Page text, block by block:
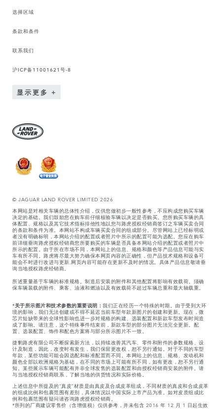
选择区域
条款和条件
联系我们
沪ICP备11001621号-8
显示更多
© JAGUAR LAND ROVER LIMITED 2026
本网站是对相关车辆的总体性介绍，仅供您做初步一般性参考，不应构成您购买车辆
决定的基础。我们鼓励您在购车前仔细核验车辆以决定是否购买。您所购买车辆的具
体配置、规格以及其它技术指标排他性地以您与路虎授权经销商签订之车辆买卖合同
的条款和条件为准。本网站不构成车辆买卖合同的组成部分。尽管网站上已经标明或
者没有明确标明，本网站介绍的配置或者照片中所示的配置可能为选配。您应在购车
前详细垂询路虎授权经销商您所要购买的车辆是否具备本网站介绍的配置或者照片中
所示的配置。由于所在市场不同，本网站上的信息、规格和颜色等产品信息可能与实
车有所不同。路虎将尽最大努力确保本网页内容的正确性，但产品技术规格和设备可
能会不时进行改进与更新,网页内容可能存在更新不及时的情况。具体产品信息敬请垂
询当地授权路虎经销商。
所述重量基于车辆的标准规格。制造后安装的附件和其他配置将影响有效载荷。须确
保车辆装载的附件、乘客、油液和燃油以及有效载荷不超过车辆总重和最大轴载重。
*关于所示图片和技术参数的重要说明： 我们正在经历一个特殊的时期。由于受到大环
境的影响，我们无法创建或不得不延迟当前车型年款新图片的创建和更新。现在，微
芯片短缺带来的全球性影响也进一步对规格的构建、选装配置和新款车型发布时间造
成了影响。请注意，这个特殊事件结束前，新款车型的部分图片无法完全更新。配
置、选装配置、饰件和配色方案将与部分所示图片不一致。
捷豹路虎有限公司不断探索新方法，以持续改善其汽车、零件和附件的参数规格、设
计及制造，因此，改变时有发生，我们保留更改权，恕不另行通知。对于不同的车型
年款，某些功能可能会因选配和标准配置而不同。本网站上的信息、规格、发动机和
颜色全部以欧洲规格为基础，在不同的市场上可能有所不同，如有更改，恕不另行通
知。某些展示车辆可能配有并非全球发售的选装配置和由授权经销商安装的附件。请
与当地授权经销商联系，了解当地的供货情况和实际价格。
上述信息中所提及的“真皮”材质是由真皮及合成皮革组成，不同材质的真皮和合成皮革
的组成比例和包裹范围有差别，具体情况以中国实际上市产品为准。如对皮质组成比
例和包裹范围有疑问请咨询路虎授权经销商。
*所列的厂商建议零售价（含增值税）仅供参考，并未包含 2016 年 12 月 1 日起生效